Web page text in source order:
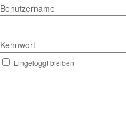
Benutzername
Kennwort
Eingeloggt bleiben